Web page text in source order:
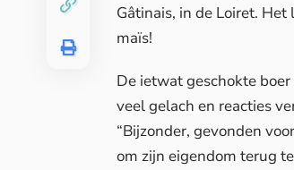
Gâtinais, in de Loiret.
maïs!
De ietwat geschokte
veel gelach en reacties
“Bijzonder, gevonden
om zijn eigendom terug